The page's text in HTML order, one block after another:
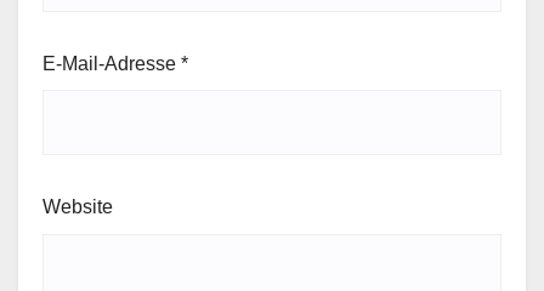
E-Mail-Adresse *
Website